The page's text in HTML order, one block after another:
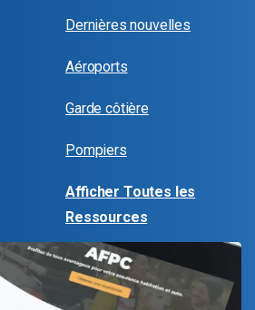
Dernières nouvelles
Aéroports
Garde côtière
Pompiers
Afficher Toutes les
Ressources